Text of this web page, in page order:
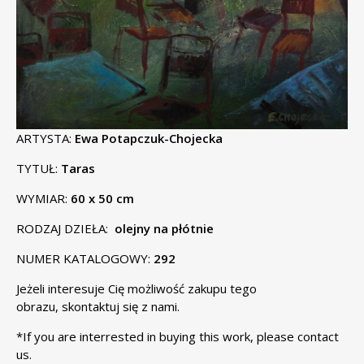
ARTYSTA: Ewa Potapczuk-Chojecka
TYTUŁ: Taras
WYMIAR: 60 x 50 cm
RODZAJ DZIEŁA: olejny na płótnie
NUMER KATALOGOWY: 292
Jeżeli interesuje Cię możliwość zakupu tego
obrazu, skontaktuj się z nami.
*If you are interrested in buying this work, please contact
us.